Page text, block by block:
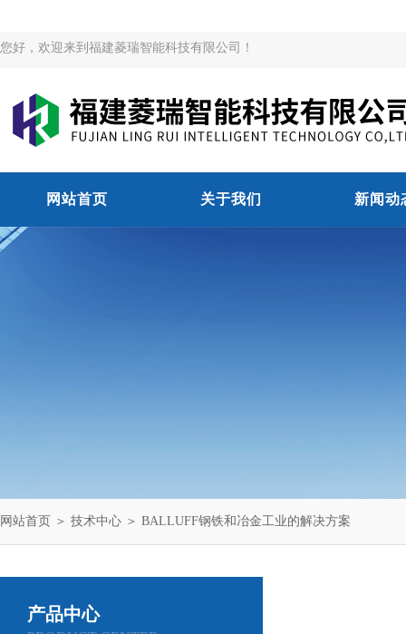
您好，欢迎来到福建菱瑞智能科技有限公司！
网站首页 关于我们 新闻动
网站首页 ＞ 技术中心 ＞ BALLUFF钢铁和冶金工业的解决方案
产品中心